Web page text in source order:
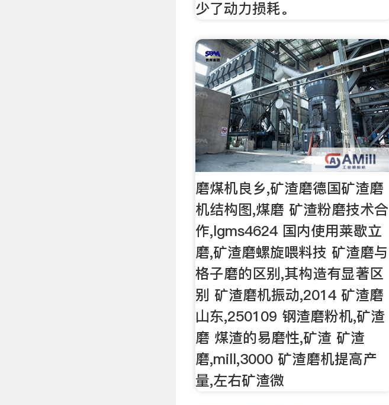
少了动力损耗。
磨煤机良乡,矿渣磨德国矿渣磨
机结构图,煤磨 矿渣粉磨技术合
作,lgms4624 国内使用莱歇立
磨,矿渣磨螺旋喂料技 矿渣磨与
格子磨的区别,其构造有显著区
别 矿渣磨机振动,2014 矿渣磨
山东,250109 钢渣磨粉机,矿渣
磨 煤渣的易磨性,矿渣 矿渣
磨,mill,3000 矿渣磨机提高产
量,左右矿渣微